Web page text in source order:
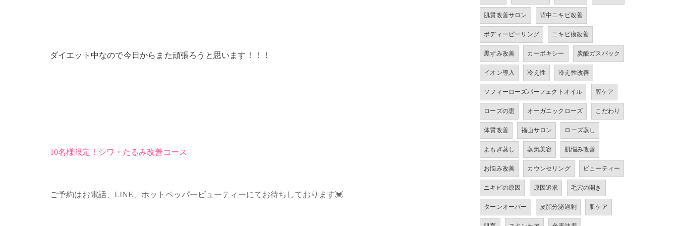
ダイエット中なので今日からまた頑張ろうと思います！！！
10名様限定！シワ・たるみ改善コース
ご予約はお電話、LINE、ホットペッパービューティーにてお待ちしております💓
肌質改善サロン 背中ニキビ改善
ボディーピーリング ニキビ痕改善
黒ずみ改善 カーボキシー 炭酸ガスパック
イオン導入 冷え性 冷え性改善
ソフィーローズパーフェクトオイル 膣ケア
ローズの恵 オーガニックローズ こだわり
体質改善 福山サロン ローズ蒸し
よもぎ蒸し 蒸気美容 肌悩み改善
お悩み改善 カウンセリング ビューティー
ニキビの原因 原因追求 毛穴の開き
ターンオーバー 皮脂分泌過剰 肌ケア